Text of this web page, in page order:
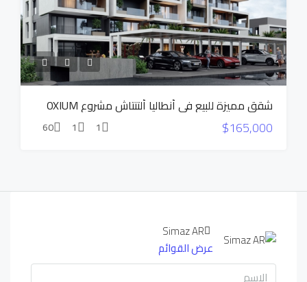
شقق مميزة للبيع في أنطاليا ألتنتاش مشروع OXIUM
$165,000
1
1
60
Simaz AR
عرض القوائم